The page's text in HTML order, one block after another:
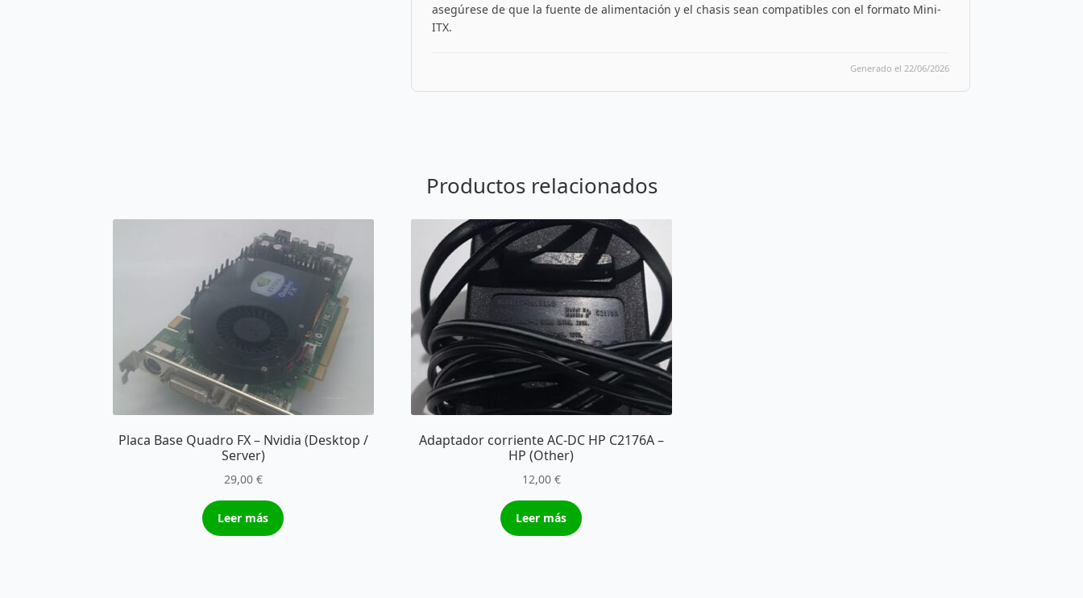
asegúrese de que la fuente de alimentación y el chasis sean compatibles con el formato Mini-
ITX.
Generado el 22/06/2026
Productos relacionados
Placa Base Quadro FX – Nvidia (Desktop /
Server)
29,00 €
Leer más
Adaptador corriente AC-DC HP C2176A –
HP (Other)
12,00 €
Leer más